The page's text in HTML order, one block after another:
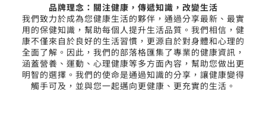
品牌理念：關注健康，傳遞知識，改變生活
我們致力於成為您健康生活的夥伴，通過分享最新、最實
用的保健知識，幫助每個人提升生活品質。我們相信，健
康不僅來自於良好的生活習慣，更源自於對身體和心理的
全面了解。因此，我們的部落格匯集了專業的健康資訊，
涵蓋營養、運動、心理健康等多方面內容，幫助您做出更
明智的選擇。我們的使命是通過知識的分享，讓健康變得
觸手可及，並與您一起邁向更健康、更充實的生活。